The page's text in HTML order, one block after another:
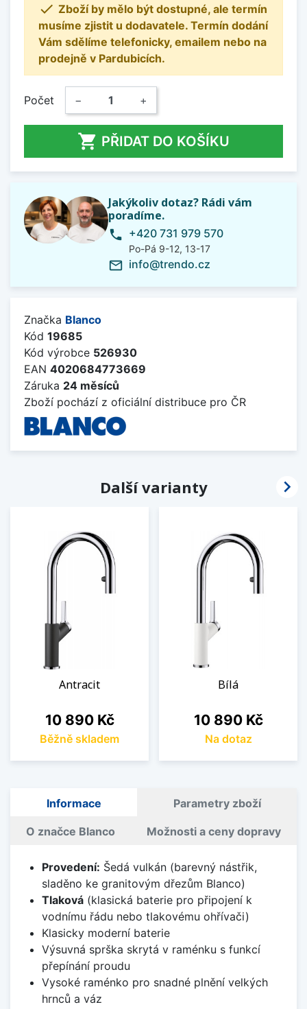
 Zboží by mělo být dostupné, ale termín
musíme zjistit u dodavatele. Termín dodání
Vám sdělíme telefonicky, emailem nebo na
prodejně v Pardubicích.
Počet − +
 PŘIDAT DO KOŠÍKU
Jakýkoliv dotaz? Rádi vám
poradíme.
phone +420 731 979 570
Po-Pá 9-12, 13-17
mail_outline info@trendo.cz
Značka Blanco
Kód 19685
Kód výrobce 526930
EAN 4020684773669
Záruka 24 měsíců
Zboží pochází z oficiální distribuce pro ČR
Další varianty
Antracit
Cena
10 890 Kč
Běžně skladem
Bílá
Cena
10 890 Kč
Na dotaz

Informace Parametry zboží
O značce Blanco Možnosti a ceny dopravy
Provedení: Šedá vulkán (barevný nástřik,
sladěno ke granitovým dřezům Blanco)
Tlaková(klasická baterie pro připojení k
vodnímu řádu nebo tlakovému ohřívači)
Klasicky moderní baterie
Výsuvná sprška skrytá v raménku s funkcí
přepínání proudu
Vysoké raménko pro snadné plnění velkých
hrnců a váz